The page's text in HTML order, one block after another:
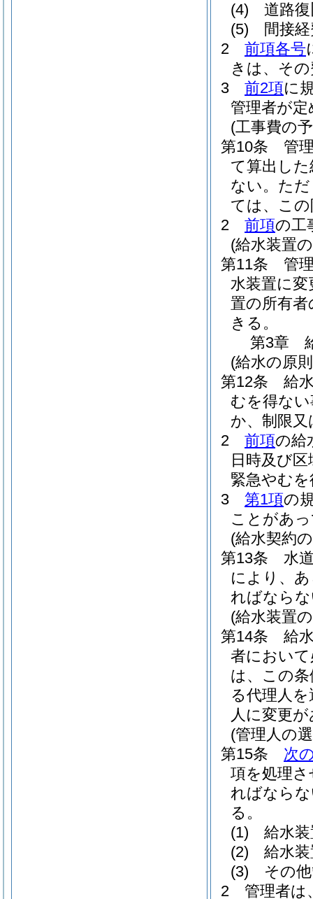
(4)
道路
(5)
間接
2
前項各号
きは、そ
3
前2項に
管理者が定
(工事費の
第10条
管
て算出し
ない。 た
ては、こ
2
前項の工
(給水装置
第11条
管
水装置に
置の所有
きる。
第3章
(給水の原
第12条
給
むを得な
か、制限
2
前項の給
日時及び
緊急やむ
3
第1項の
ことがあ
(給水契約
第13条
水
により、
ればなら
(給水装置
第14条
給
者におい
は、この
る代理人
人に変更
(管理人の
第15条
次
項を処理
ればなら
る。
(1)
給水
(2)
給水
(3)
その
2
管理者は